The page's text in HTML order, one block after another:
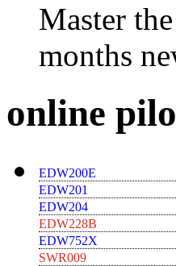
Master
months
online
EDW200E
EDW201
EDW204
EDW228B
EDW752X
SWR009